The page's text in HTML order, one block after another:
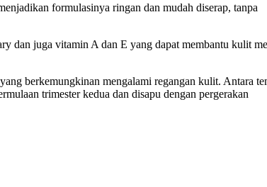
formulasinya ringan dan mudah diserap, tanpa
dan juga vitamin A dan E yang dapat membantu kulit
berkemungkinan mengalami regangan kulit. Antara
trimester kedua dan disapu dengan pergerakan